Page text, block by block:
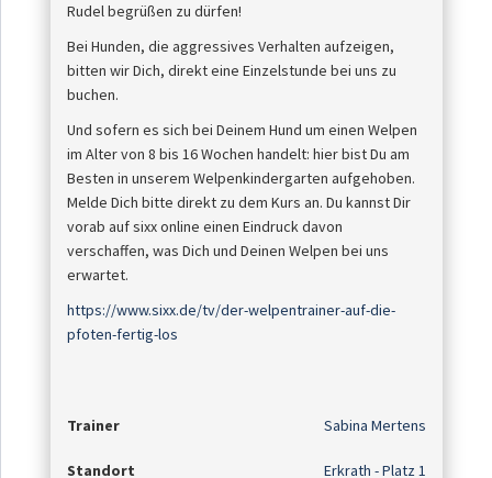
Rudel begrüßen zu dürfen!
Bei Hunden, die aggressives Verhalten aufzeigen,
bitten wir Dich, direkt eine Einzelstunde bei uns zu
buchen.
Und sofern es sich bei Deinem Hund um einen Welpen
im Alter von 8 bis 16 Wochen handelt: hier bist Du am
Besten in unserem Welpenkindergarten aufgehoben.
Melde Dich bitte direkt zu dem Kurs an. Du kannst Dir
vorab auf sixx online einen Eindruck davon
verschaffen, was Dich und Deinen Welpen bei uns
erwartet.
https://www.sixx.de/tv/der-welpentrainer-auf-die-
pfoten-fertig-los
Trainer Sabina Mertens
Standort Erkrath - Platz 1